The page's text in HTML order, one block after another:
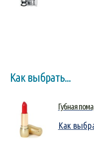
Как выбрать...
Губная
Как